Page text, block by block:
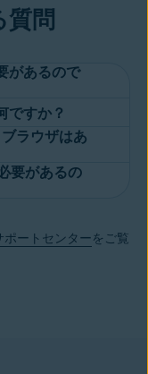
質問
があるので
きるプレミアム ブ
ト セキュア ブラウ
用できます。これ
され、ブロック対象サ
トやコンテンツにア
ですか？
つ統合 VPN が中心
告やトラッカー、ス
速度を楽しむこともで
ラウザはあ
供しています。
要があるの
報、ネット上の活動
Wi-Fi
ポートセンターをご覧